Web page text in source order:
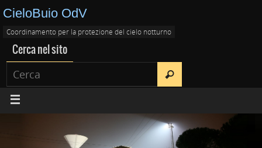
CieloBuio OdV
Coordinamento per la protezione del cielo notturno
Cerca nel sito